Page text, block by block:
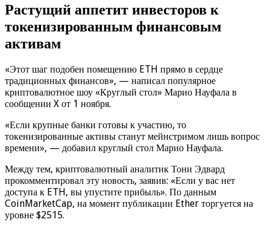
Растущий аппетит инвесторов к
токенизированным финансовым
активам
«Этот шаг подобен помещению ETH прямо в сердце
традиционных финансов», — написал популярное
криптовалютное шоу «Круглый стол» Марио Науфала в
сообщении X от 1 ноября.
«Если крупные банки готовы к участию, то
токенизированные активы станут мейнстримом лишь вопрос
времени», — добавил круглый стол Марио Науфала.
Между тем, криптовалютный аналитик Тони Эдвард
прокомментировал эту новость, заявив: «Если у вас нет
доступа к ETH, вы упустите прибыль». По данным
CoinMarketCap, на момент публикации Ether торгуется на
уровне $2515.